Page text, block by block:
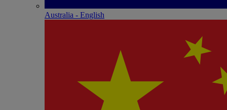
Australia - English